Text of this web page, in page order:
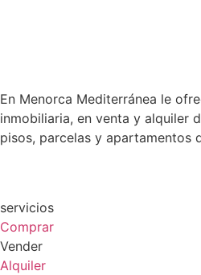
En Menorca Mediterránea le
inmobiliaria, en venta y alquiler
pisos, parcelas y apartamentos
servicios
Comprar
Vender
Alquiler